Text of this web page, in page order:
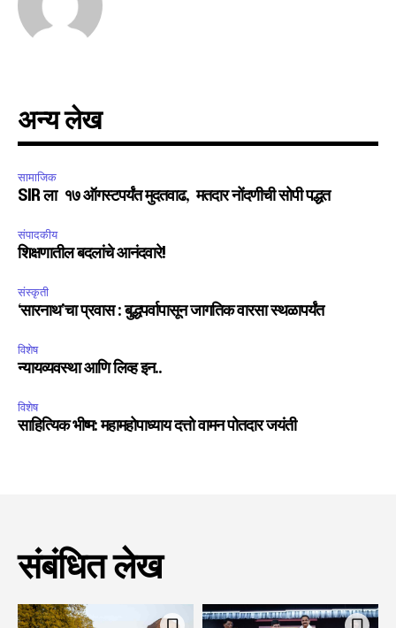
अन्य लेख
सामाजिक
SIR ला १७ ऑगस्टपर्यंत मुदतवाढ, मतदार नोंदणीची सोपी पद्धत
संपादकीय
शिक्षणातील बदलांचे आनंदवारे!
संस्कृती
‘सारनाथ’चा प्रवास : बुद्धपर्वापासून जागतिक वारसा स्थळापर्यंत
विशेष
न्यायव्यवस्था आणि लिव्ह इन..
विशेष
साहित्यिक भीष्म: महामहोपाध्याय दत्तो वामन पोतदार जयंती
संबंधित लेख